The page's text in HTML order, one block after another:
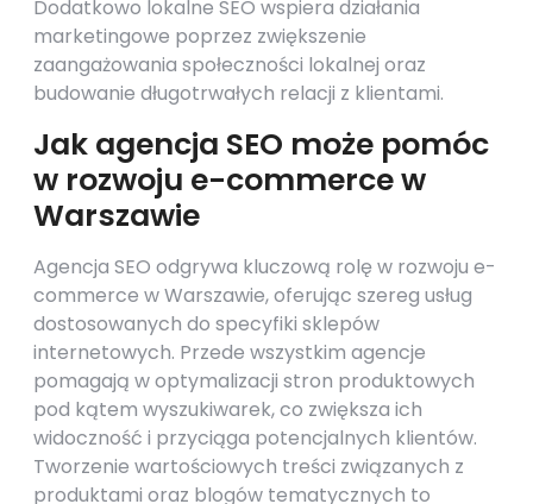
Dodatkowo lokalne SEO wspiera działania
marketingowe poprzez zwiększenie
zaangażowania społeczności lokalnej oraz
budowanie długotrwałych relacji z klientami.
Jak agencja SEO może pomóc
w rozwoju e-commerce w
Warszawie
Agencja SEO odgrywa kluczową rolę w rozwoju e-
commerce w Warszawie, oferując szereg usług
dostosowanych do specyfiki sklepów
internetowych. Przede wszystkim agencje
pomagają w optymalizacji stron produktowych
pod kątem wyszukiwarek, co zwiększa ich
widoczność i przyciąga potencjalnych klientów.
Tworzenie wartościowych treści związanych z
produktami oraz blogów tematycznych to